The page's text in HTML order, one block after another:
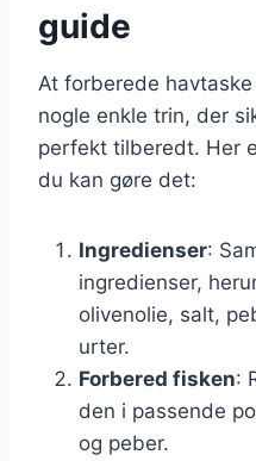
guide
At forberede
nogle enkle trin, der
perfekt tilberedt. Her
du kan gøre det:
Ingredienser:
ingredienser,
olivenolie, salt,
urter.
Forbered fisken:
den i passende
og peber.